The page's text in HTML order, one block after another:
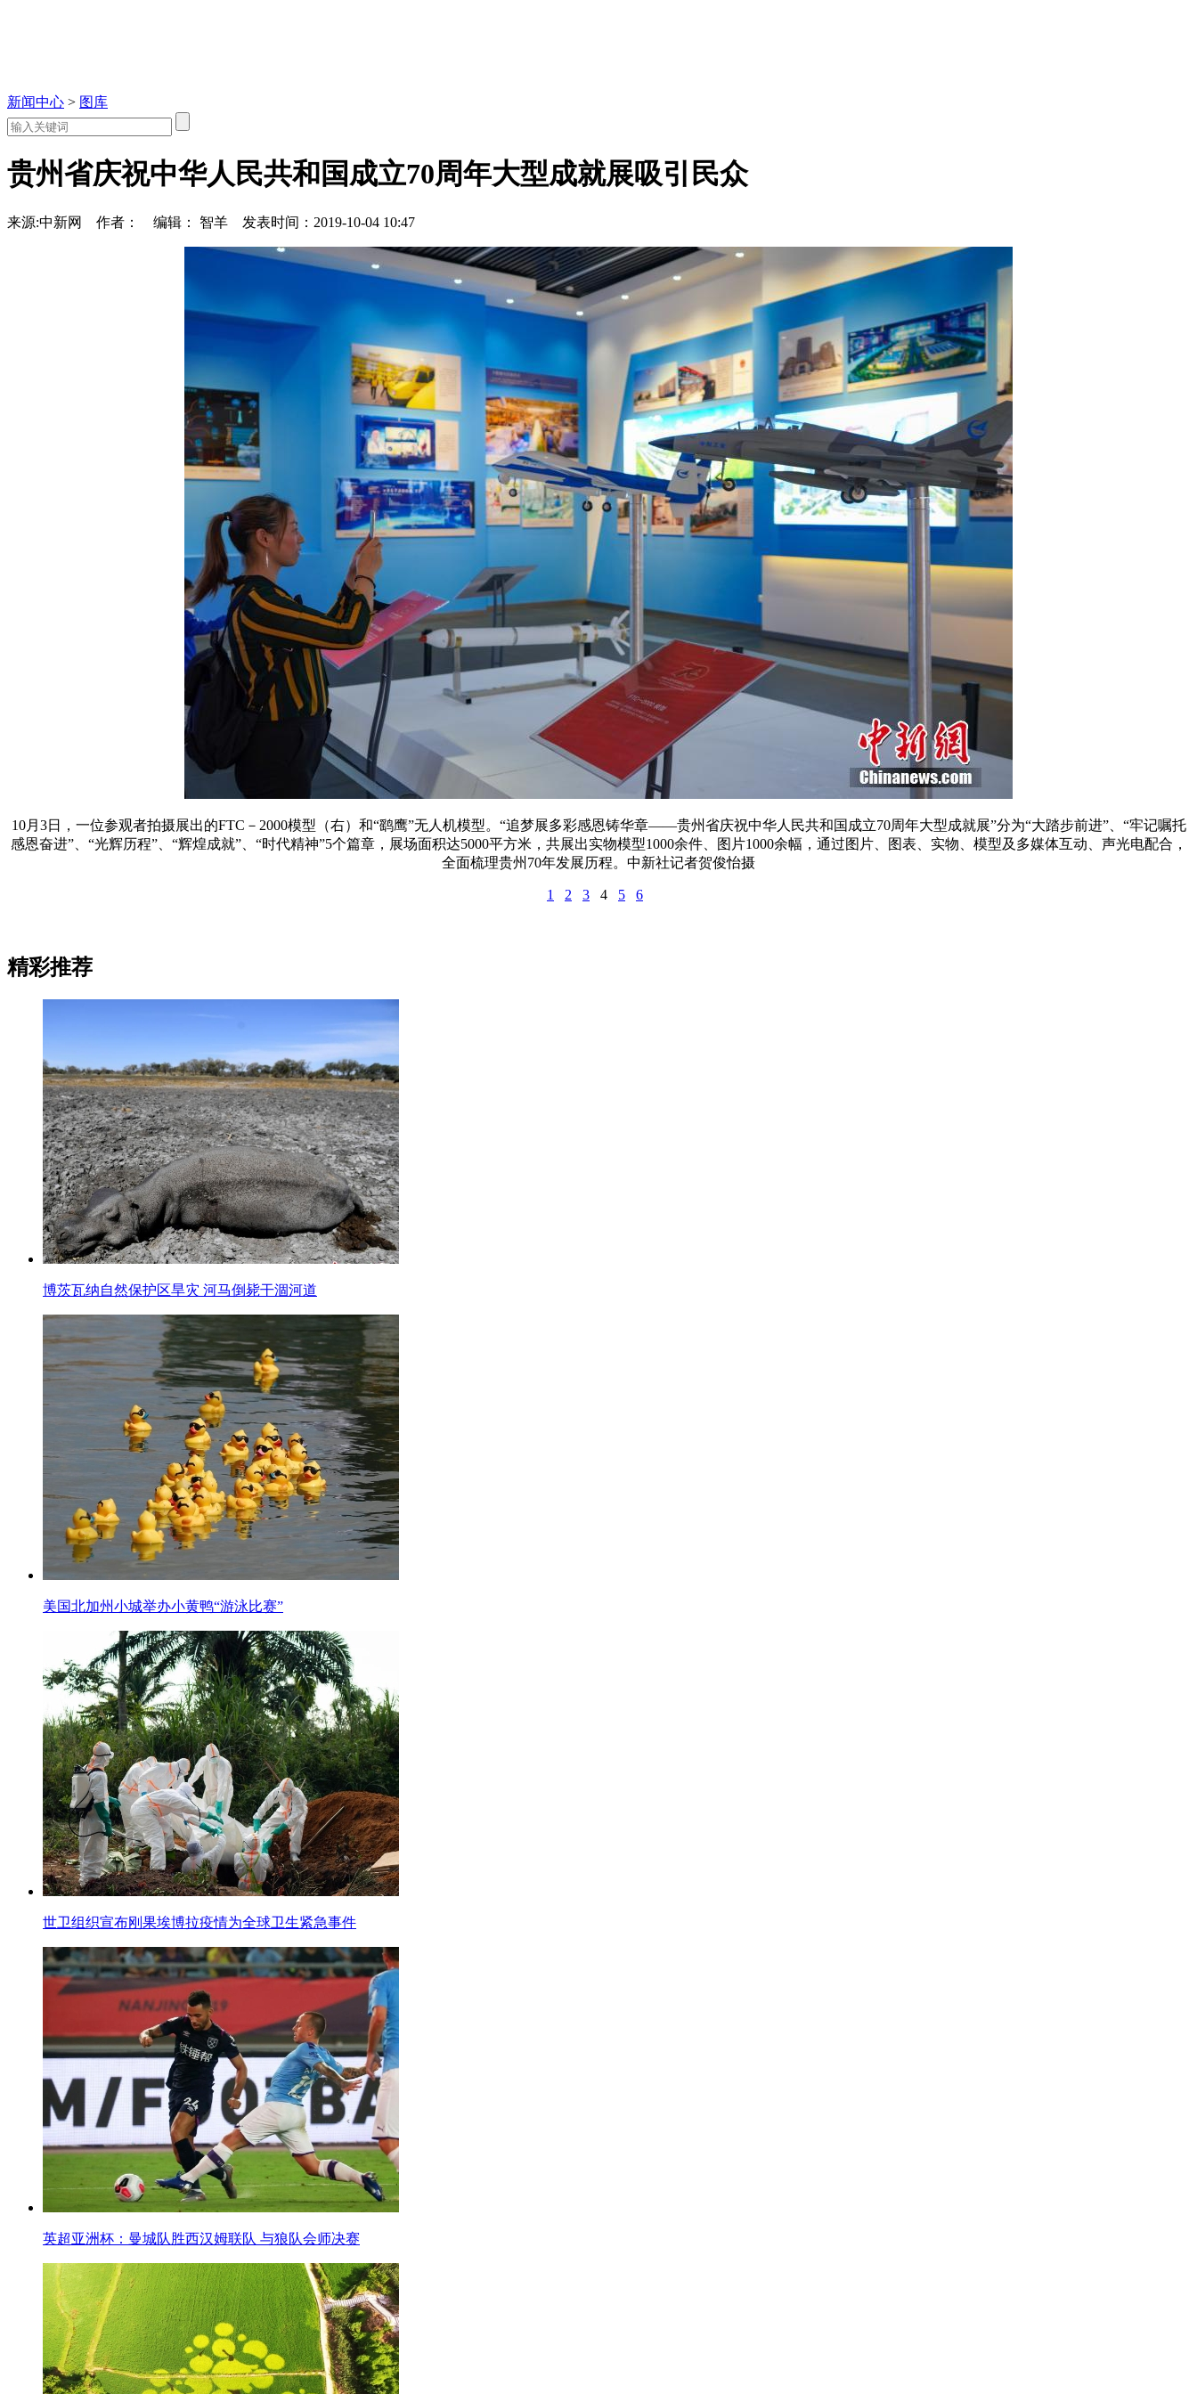
新闻中心 > 图库
贵州省庆祝中华人民共和国成立70周年大型成就展吸引民众
来源:中新网 作者： 编辑： 智羊 发表时间：2019-10-04 10:47
10月3日，一位参观者拍摄展出的FTC－2000模型（右）和“鹞鹰”无人机模型。“追梦展多彩感恩铸华章——贵州省庆祝中华人民共和国成立70周年大型成就展”分为“大踏步前进”、“牢记嘱托
感恩奋进”、“光辉历程”、“辉煌成就”、“时代精神”5个篇章，展场面积达5000平方米，共展出实物模型1000余件、图片1000余幅，通过图片、图表、实物、模型及多媒体互动、声光电配合，
全面梳理贵州70年发展历程。中新社记者贺俊怡摄
1 2 3 4 5 6
精彩推荐
博茨瓦纳自然保护区旱灾 河马倒毙干涸河道
美国北加州小城举办小黄鸭“游泳比赛”
世卫组织宣布刚果埃博拉疫情为全球卫生紧急事件
英超亚洲杯：曼城队胜西汉姆联队 与狼队会师决赛